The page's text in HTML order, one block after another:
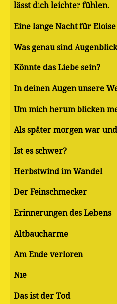
lässt dich leichter fühlen.
Eine lange Nacht für Eloise
Was genau sind
Könnte das Liebe sein?
In deinen Augen unsere
Um mich herum blicken
Als später morgen war
Ist es schwer?
Herbstwind im Wandel
Der Feinschmecker
Erinnerungen des Lebens
Altbaucharme
Am Ende verloren
Nie
Das ist der Tod